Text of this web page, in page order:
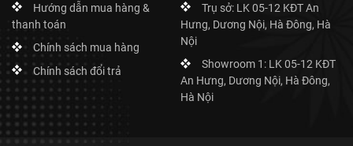
Hướng dẫn mua hàng &
thanh toán
Chính sách mua hàng
Chính sách đổi trả
Trụ sở: LK 05-12 KĐT An
Hưng, Dương Nội, Hà Đông, Hà
Nội
Showroom 1: LK 05-12 KĐT
An Hưng, Dương Nội, Hà Đông,
Hà Nội